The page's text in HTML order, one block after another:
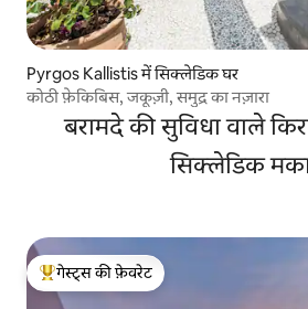
Pyrgos Kallistis में सिक्लेडिक घर
कोठी फ़ेकिबिस, जकूज़ी, समुद्र का नज़ारा
बरामदे की सुविधा वाले
सिक्लेडिक
गेस्ट्स का टॉप फ़ेवरेट
गेस्ट्स की फ़ेवरेट